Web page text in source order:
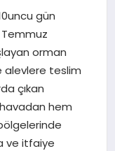
gün
orman
alevlere teslim
çıkan
hem
ve itfaiye